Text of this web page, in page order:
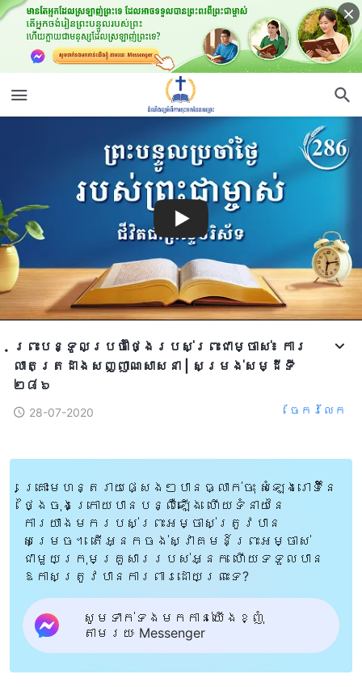
ព្រះបន្ទូលប្រចាំថ្ងៃរបស់ព្រះជាម្ចាស់៖ ការ
លាតត្រដាងសញ្ញាណសាសនា | សម្រង់​សម្ដីទី
២៨៦
28-07-2020 ចែក​រំលែក
គ្រោះមហន្តរាយផ្សេងៗបានធ្លាក់ចុះ សំឡេងរោទិ៍នៃ
ថ្ងៃចុងក្រោយបានបន្លឺឡើង ហើយទំនាយនៃ
ការយាងមករបស់ព្រះអម្ចាស់ត្រូវបាន
សម្រេច។ តើអ្នកចង់ស្វាគមន៍ព្រះអម្ចាស់
ជាមួយក្រុមគ្រួសាររបស់អ្នក ហើយទទួលបាន
ឱកាសត្រូវបានការពារដោយព្រះទេ?
សូមទាក់ទងមកកាន់យើងខ្ញុំ
តាមរយៈ Messenger